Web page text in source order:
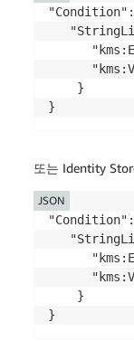
    }
}
또는 Identity
    }
}
JSON